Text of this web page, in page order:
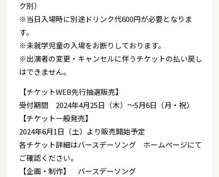
ク別）
※当日入場時に別途ドリンク代600円が必要となりま
す。
※未就学児童の入場をお断りしております。
※出演者の変更・キャンセルに伴うチケットの払い戻し
はできません。
【チケットWEB先行抽選販売】
受付期間 2024年4月25日（木）～5月6日（月・祝）
【チケット一般発売】
2024年6月1日（土）より販売開始予定
各チケット詳細はバースデーソング ホームページにて
ご確認ください。
【企画・制作】 バースデーソング